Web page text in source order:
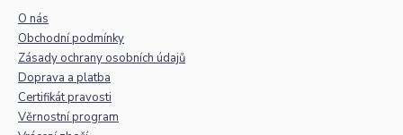
O nás
Obchodní podmínky
Zásady ochrany osobních údajů
Doprava a platba
Certifikát pravosti
Věrnostní program